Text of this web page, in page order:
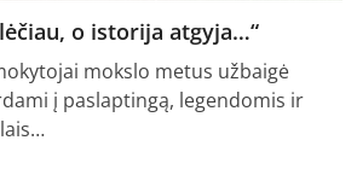
o istorija atgyja…“
mokslo metus užbaigė
į paslaptingą, legendomis ir